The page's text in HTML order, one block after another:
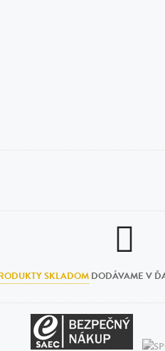
SKLADOM DODÁVAME V